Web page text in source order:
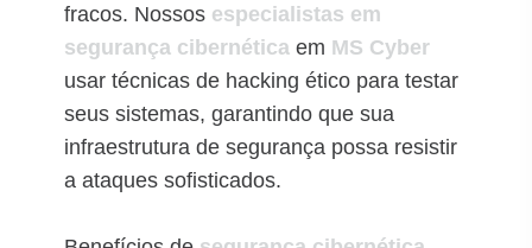
fracos. Nossos especialistas em
segurança cibernética em MS Cyber
usar técnicas de hacking ético para testar
seus sistemas, garantindo que sua
infraestrutura de segurança possa resistir
a ataques sofisticados.